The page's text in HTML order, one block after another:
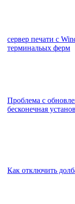
сервер печати с
терминальых ферм
Проблема с
бесконечная
Как отключить